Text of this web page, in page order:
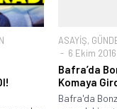
ASAYİŞ,
6 Ekim 2016
Bafra’da
Komaya
Bafra'da